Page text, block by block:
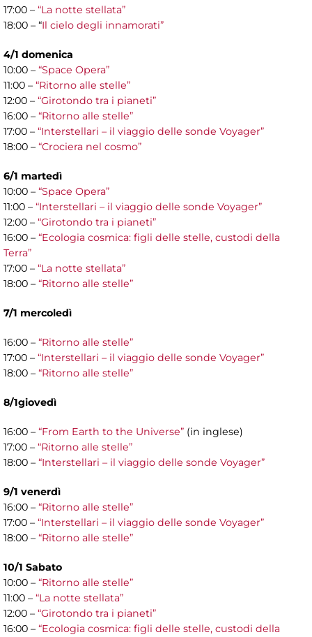
17:00 – “La notte stellata”
18:00 – “Il cielo degli innamorati”
4/1 domenica
10:00 – “Space Opera”
11:00 – “Ritorno alle stelle”
12:00 – “Girotondo tra i pianeti”
16:00 – “Ritorno alle stelle”
17:00 – “Interstellari – il viaggio delle sonde Voyager”
18:00 – “Crociera nel cosmo”
6/1 martedì
10:00 – “Space Opera”
11:00 – “Interstellari – il viaggio delle sonde Voyager”
12:00 – “Girotondo tra i pianeti”
16:00 – “Ecologia cosmica: figli delle stelle, custodi della
Terra”
17:00 – “La notte stellata”
18:00 – “Ritorno alle stelle”
7/1 mercoledì
16:00 – “Ritorno alle stelle”
17:00 – “Interstellari – il viaggio delle sonde Voyager”
18:00 – “Ritorno alle stelle”
8/1giovedì
16:00 – “From Earth to the Universe” (in inglese)
17:00 – “Ritorno alle stelle”
18:00 – “Interstellari – il viaggio delle sonde Voyager”
9/1 venerdì
16:00 – “Ritorno alle stelle”
17:00 – “Interstellari – il viaggio delle sonde Voyager”
18:00 – “Ritorno alle stelle”
10/1 Sabato
10:00 – “Ritorno alle stelle”
11:00 – “La notte stellata”
12:00 – “Girotondo tra i pianeti”
16:00 – “Ecologia cosmica: figli delle stelle, custodi della